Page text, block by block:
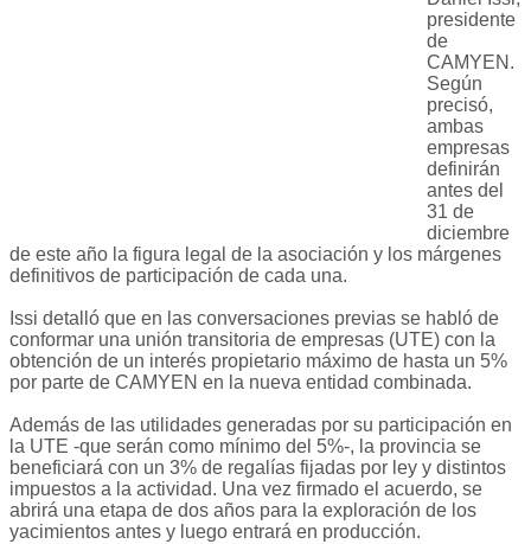
presidente
de
CAMYEN.
Según
precisó,
ambas
empresas
definirán
antes del
31 de
diciembre
de este año la figura legal de la asociación y los márgenes
definitivos de participación de cada una.
Issi detalló que en las conversaciones previas se habló de
conformar una unión transitoria de empresas (UTE) con la
obtención de un interés propietario máximo de hasta un 5%
por parte de CAMYEN en la nueva entidad combinada.
Además de las utilidades generadas por su participación en
la UTE -que serán como mínimo del 5%-, la provincia se
beneficiará con un 3% de regalías fijadas por ley y distintos
impuestos a la actividad. Una vez firmado el acuerdo, se
abrirá una etapa de dos años para la exploración de los
yacimientos antes y luego entrará en producción.